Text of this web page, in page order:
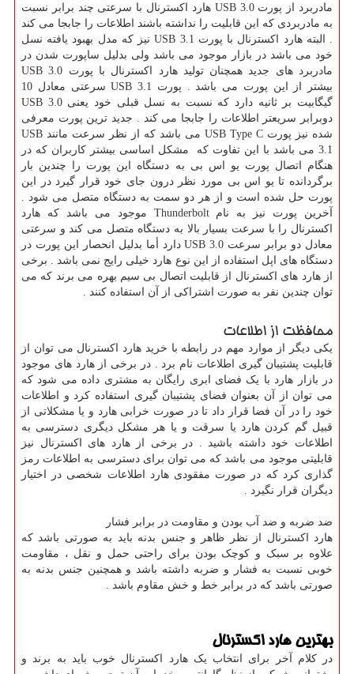
مادربرد از پورت USB 3.0 هارد اکسترنال با سرعتی چند برابر نسبت
به مادربردی که این قابلیت را نداشته باشند اطلاعات را جابجا می کند
. البته هارد اکسترنال با پورت USB 3.1 نیز که مدل بهبود یافته نسل
خود می باشد در بازار موجود می باشد ولی بدلیل ساپورت شدن در
مادربرد های جدید همچنان تولید هارد اکسترنال با پورت USB 3.0
بیشتر از این پورت می باشد . پورت USB 3.1 سرعتی معادل 10
گیگابیت بر ثانیه دارد که نسبت به نسل قبلی خود یعنی USB 3.0
دوبرابر سریعتر اطلاعات را جابجا می کند . جدید ترین پورت معرفی
شده نیز پورت USB Type C می باشد که از نظر سرعت مانند USB
3.1 می باشد با این تفاوت که مشکل اساسی بیشتر کاربران که در
هنگام اتصال پورت یو اس بی به دستگاه این پورت را چندین بار
برگردانده تا یو اس بی مورد نظر درون جای خود قرار گیرد در این
پورت حل شده است و از هر دو سمت به دستگاه متصل می شود .
آخرین پورت نیز به نام Thunderbolt موجود می باشد که هارد
اکسترنال را با سرعت بسیار بالا به دستگاه متصل می کند و سرعتی
معادل دو برابر سرعت USB 3.0 دارد أما بدلیل انحصار این پورت در
دستگاه های اپل استفاده از این نوع هارد خیلی رایج نمی باشد . برخی
از هارد های اکسترنال از قابلیت اتصال بی سیم بهره می برند که می
توان چندین نفر به صورت اشتراکی از آن استفاده کنند .
محافظت از اطلاعات
یکی دیگر از موارد مهم در رابطه با خرید هارد اکسترنال می توان از
قابلیت پشتیبان گیری اطلاعات نام برد . در برخی از هارد های موجود
در بازار هارد با یک فضای ابری رایگان به مشتری داده می شود که
می توان از آن بعنوان فضای پشتیبان گیری استفاده کرد و اطلاعات
خود را در آن فضا قرار داد تا در صورت خرابی هارد و یا مشکلاتی از
قبیل گم کردن هارد یا سرقت و یا هر مشکل دیگری دسترسی به
اطلاعات خود داشته باشید . در برخی از هارد های اکسترنال نیز
قابلیتی موجود می باشد که می توان برای دسترسی به اطلاعات رمز
گذاری کرد که در صورت مفقودی هارد اطلاعات شخصی در اختیار
دیگران قرار نگیرد .
ضد ضربه و ضد آب بودن و مقاومت در برابر فشار
هارد اکسترنال از نظر ظاهر و جنس بدنه باید به صورتی باشد که
علاوه بر سبک و کوچک بودن برای راحتی حمل و نقل ، مقاومت
خوبی نسبت به فشار و ضربه داشته باشد و همچنین جنس بدنه به
صورتی باشد که در برابر خط و خش مقاوم باشد .
بهترین هارد اکسترنال
در کلام آخر برای انتخاب یک هارد اکسترنال خوب باید به برند و